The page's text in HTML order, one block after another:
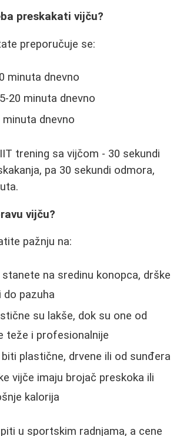
preskakati vijču?
preporučuje se:
minuta dnevno
20 minuta dnevno
minuta dnevno
trening sa vijčom - 30 sekundi
pa 30 sekundi odmora,
vijču?
pažnju na:
stanete na sredinu konopca, drške
do pazuha
su lakše, dok su one od
teže i profesionalnije
plastične, drvene ili od sunđera
vijče imaju brojač preskoka ili
kalorija
u sportskim radnjama, a cene